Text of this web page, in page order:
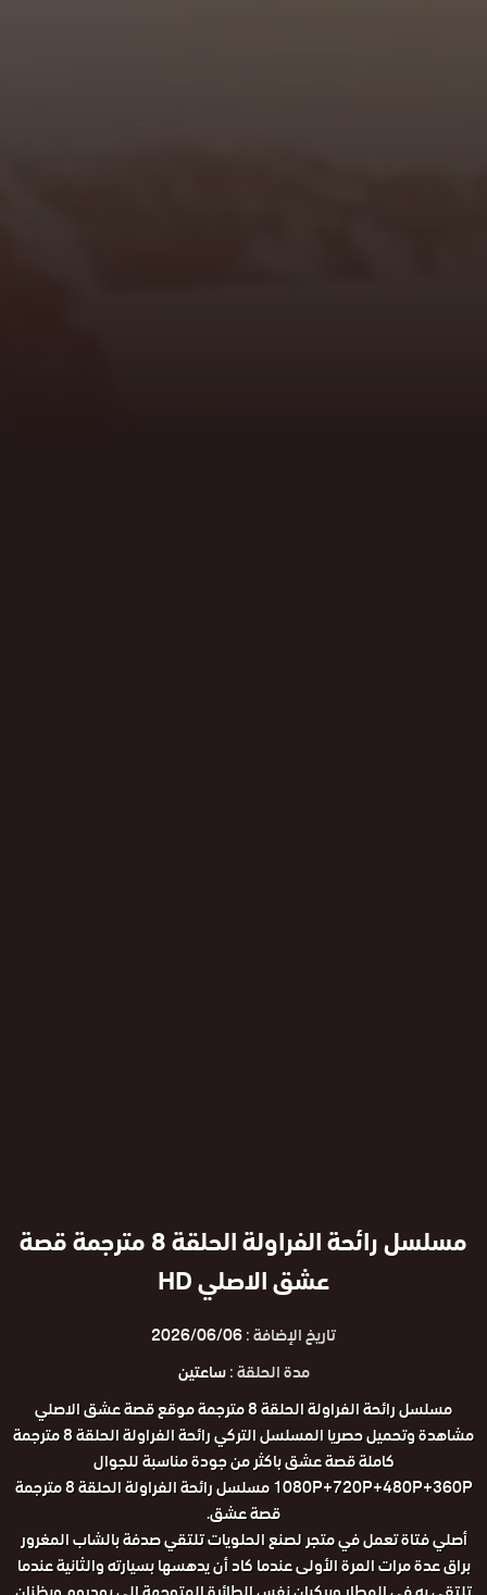
مسلسل رائحة الفراولة الحلقة 8 مترجمة قصة
عشق الاصلي HD
تاريخ الإضافة :2026/06/06
مدة الحلقة :ساعتين
مسلسل رائحة الفراولة الحلقة 8 مترجمة موقع قصة عشق الاصلي
مشاهدة وتحميل حصريا المسلسل التركي رائحة الفراولة الحلقة 8 مترجمة
كاملة قصة عشق باكثر من جودة مناسبة للجوال
1080P+720P+480P+360P مسلسل رائحة الفراولة الحلقة 8 مترجمة
قصة عشق.
أصلي فتاة تعمل في متجر لصنع الحلويات تلتقي صدفة بالشاب المغرور
براق عدة مرات المرة الأولى عندما كاد أن يدهسها بسيارته والثانية عندما